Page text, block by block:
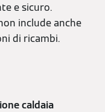
e sicuro.
include anche
di ricambi.
caldaia